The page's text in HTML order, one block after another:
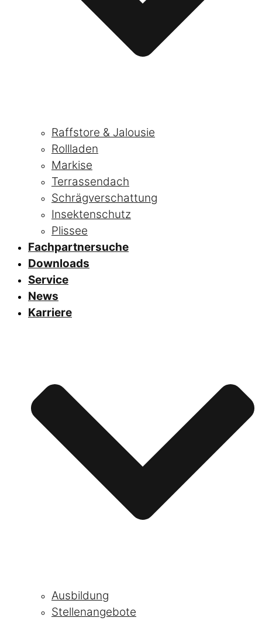
Raffstore & Jalousie
Rollladen
Markise
Terrassendach
Schrägverschattung
Insektenschutz
Plissee
Fachpartnersuche
Downloads
Service
News
Karriere
Ausbildung
Stellenangebote